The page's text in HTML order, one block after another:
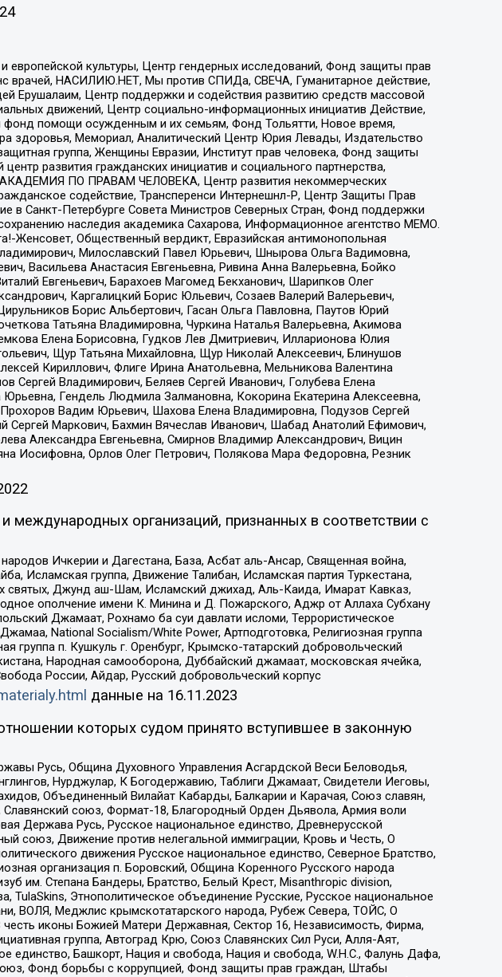
культуры, Центр гендерных исследований, Фонд защиты прав
врачей, НАСИЛИЮ.НЕТ, Мы против СПИДа, СВЕЧА, Гуманитарное действие,
Ерушалаим, Центр поддержки и содействия развитию средств массовой
движений, Центр социально-информационных инициатив Действие,
помощи осужденным и их семьям, Фонд Тольятти, Новое время,
здоровья, Мемориал, Аналитический Центр Юрия Левады, Издательство
группа, Женщины Евразии, Институт прав человека, Фонд защиты
развития гражданских инициатив и социального партнерства,
АКАДЕМИЯ ПО ПРАВАМ ЧЕЛОВЕКА, Центр развития некоммерческих
содействие, Трансперенси Интернешнл-Р, Центр Защиты Прав
в Санкт-Петербурге Совета Министров Северных Стран, Фонд поддержки
наследия академика Сахарова, Информационное агентство МЕМО.
Женсовет, Общественный вердикт, Евразийская антимонопольная
Милославский Павел Юрьевич, Шнырова Ольга Вадимовна,
Васильева Анастасия Евгеньевна, Ривина Анна Валерьевна, Бойко
Евгеньевич, Барахоев Магомед Бекханович, Шарипков Олег
Каргалицкий Борис Юльевич, Созаев Валерий Валерьевич,
Борис Альбертович, Гасан Ольга Павловна, Паутов Юрий
Татьяна Владимировна, Чуркина Наталья Валерьевна, Акимова
Елена Борисовна, Гудков Лев Дмитриевич, Илларионова Юлия
Щур Татьяна Михайловна, Щур Николай Алексеевич, Блинушов
Кириллович, Флиге Ирина Анатольевна, Мельникова Валентина
Сергей Владимирович, Беляев Сергей Иванович, Голубева Елена
Гендель Людмила Залмановна, Кокорина Екатерина Алексеевна,
Вадим Юрьевич, Шахова Елена Владимировна, Подузов Сергей
Сергей Маркович, Бахмин Вячеслав Иванович, Шабад Анатолий Ефимович,
Александра Евгеньевна, Смирнов Владимир Александрович, Вицин
Иосифовна, Орлов Олег Петрович, Полякова Мара Федоровна, Резник
организаций, признанных в соответствии с
Ичкерии и Дагестана, База, Асбат аль-Ансар, Священная война,
Исламская группа, Движение Талибан, Исламская партия Туркестана,
Джунд аш-Шам, Исламский джихад, Аль-Каида, Имарат Кавказ,
ополчение имени К. Минина и Д. Пожарского, Аджр от Аллаха Субхану
Джамаат, Рохнамо ба суи давлати исломи, Террористическое
National Socialism/White Power, Артподготовка, Религиозная группа
группа п. Кушкуль г. Оренбург, Крымско-татарский добровольческий
Народная самооборона, Дуббайский джамаат, московская ячейка,
России, Айдар, Русский добровольческий корпус
данные на 16.11.2023
которых судом принято вступившее в законную
Русь, Община Духовного Управления Асгардской Веси Беловодья,
Нурджулар, К Богодержавию, Таблиги Джамаат, Свидетели Иеговы,
Объединенный Вилайат Кабарды, Балкарии и Карачая, Союз славян,
союз, Формат-18, Благородный Орден Дьявола, Армия воли
Держава Русь, Русское национальное единство, Древнерусской
союз, Движение против нелегальной иммиграции, Кровь и Честь, О
движения Русское национальное единство, Северное Братство,
организация п. Боровский, Община Коренного Русского народа
им. Степана Бандеры, Братство, Белый Крест, Misanthropic division,
TulaSkins, Этнополитическое объединение Русские, Русское национальное
ВОЛЯ, Меджлис крымскотатарского народа, Рубеж Севера, ТОЙС, О
иконы Божией Матери Державная, Сектор 16, Независимость, Фирма,
группа, Автоград Крю, Союз Славянских Сил Руси, Алля-Аят,
единство, Башкорт, Нация и свобода, Нация и свобода, W.H.С., Фалунь Дафа,
Фонд борьбы с коррупцией, Фонд защиты прав граждан, Штабы